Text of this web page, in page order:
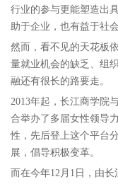
行业的参与更能塑造出
助于企业，也有益于社会
然而，看不见的天花板
量就业机会的缺乏、组
融还有很长的路要走。
2013年起，长江商学院
合举办了多届女性领导
性，先后登上这个平台
展，倡导积极变革。
而在今年12月1日，由